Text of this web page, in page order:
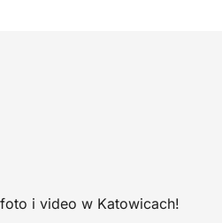
i video w Katowicach!